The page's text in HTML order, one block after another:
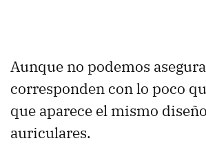
Aunque no podemos
corresponden con lo poco
que aparece el mismo
auriculares.